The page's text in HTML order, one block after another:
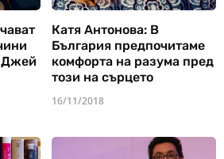
Джей
Катя Антонова: В
България предпочитаме
комфорта на разума пред
този на сърцето
16/11/2018